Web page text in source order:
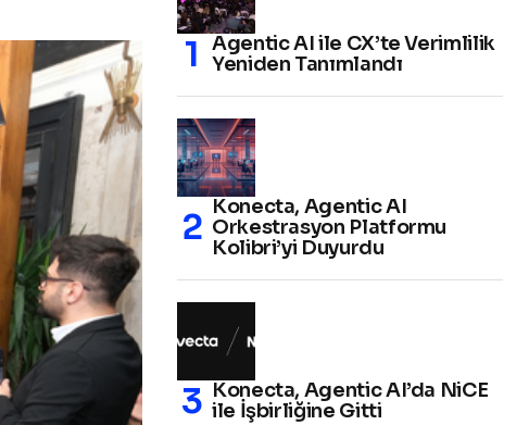
Agentic AI ile CX’te Verimlilik
Yeniden Tanımlandı
Konecta, Agentic AI
Orkestrasyon Platformu
Kolibri’yi Duyurdu
Konecta, Agentic AI’da NiCE
ile İşbirliğine Gitti